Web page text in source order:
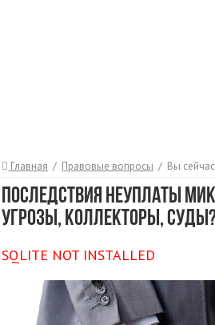
Главная / Правовые вопросы / Вы
Последствия неуплаты
Угрозы, коллекторы,
SQLITE NOT INSTALLED